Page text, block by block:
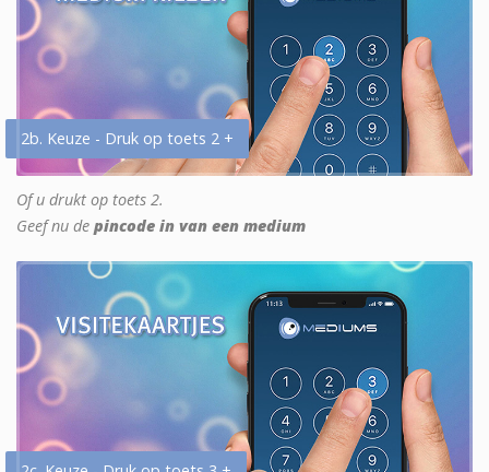
2b. Keuze - Druk op toets 2 +
Of u drukt op toets 2.
Geef nu de pincode in van een medium